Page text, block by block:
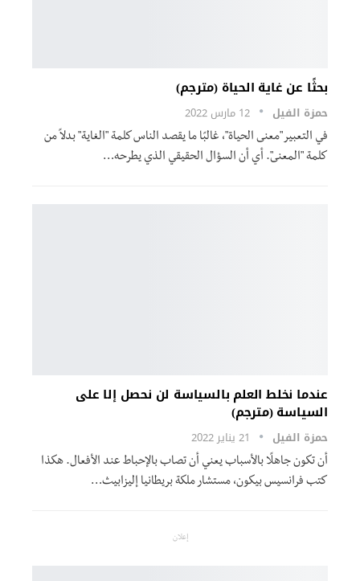
بحثًا عن غاية الحياة (مترجم)
حمزة الفيل 12 مارس 2022
في التعبير "معنى الحياة"، غالبًا ما يقصد الناس كلمة "الغاية" بدلاً من
كلمة "المعنى". أي أن السؤال الحقيقي الذي يطرحه…
عندما نخلط العلم بالسياسة لن نحصل إلا على
السياسة (مترجم)
حمزة الفيل 21 يناير 2022
أن تكون جاهلًا بالأسباب يعني أن تصاب بالإحباط عند الأفعال. هكذا
كتب فرانسيس بيكون، مستشار ملكة بريطانيا إليزابيث…
إعلان